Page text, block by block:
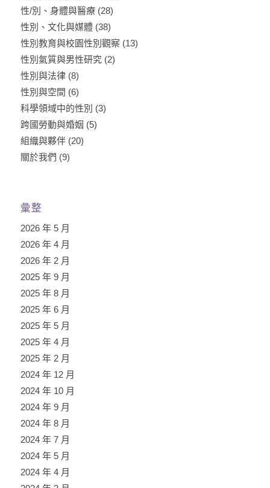
性/別、身體與醫療(28)
性別、文化與媒體(38)
性別教育與校園性別觀察 (13)
性別氣質與男性研究(2)
性別與法律(8)
性別與空間 (6)
科學領域中的性別 (3)
跨國勞動與婚姻 (5)
組織與夥伴(20)
關於我們 (9)
彙整
2026 年 5 月
2026 年 4 月
2026 年 2 月
2025 年 9 月
2025 年 8 月
2025 年 6 月
2025 年 5 月
2025 年 4 月
2025 年 2 月
2024 年 12 月
2024 年 10 月
2024 年 9 月
2024 年 8 月
2024 年 7 月
2024 年 5 月
2024 年 4 月